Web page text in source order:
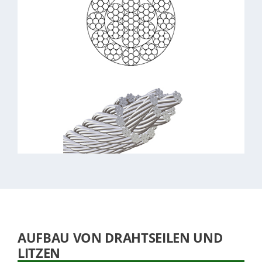
Durchmesser:
3-10 mm
Material:
Stahl, verzinkt
Eigenschaften:
Drehungsarm, robust, höhere
Tragkraft
Anwendungsbeispiele:
> Mehr erfahren
> Artikel anfragen
AUFBAU VON DRAHTSEILEN UND
LITZEN